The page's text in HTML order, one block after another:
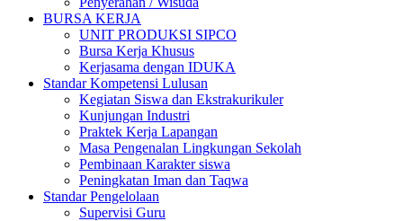
BURSA KERJA
UNIT PRODUKSI SIPCO
Bursa Kerja Khusus
Kerjasama dengan IDUKA
Standar Kompetensi Lulusan
Kegiatan Siswa dan Ekstrakurikuler
Kunjungan Industri
Praktek Kerja Lapangan
Masa Pengenalan Lingkungan Sekolah
Pembinaan Karakter siswa
Peningkatan Iman dan Taqwa
Standar Pengelolaan
Supervisi Guru